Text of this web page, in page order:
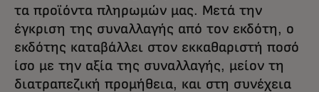
τα προϊόντα πληρωμών μας. Μετά την
έγκριση της συναλλαγής από τον εκδότη, ο
εκδότης καταβάλλει στον εκκαθαριστή ποσό
ίσο με την αξία της συναλλαγής, μείον τη
διατραπεζική προμήθεια, και στη συνέχεια